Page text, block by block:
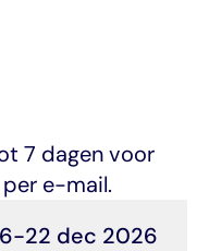
7 dagen voor
e-mail.
-22 dec 2026